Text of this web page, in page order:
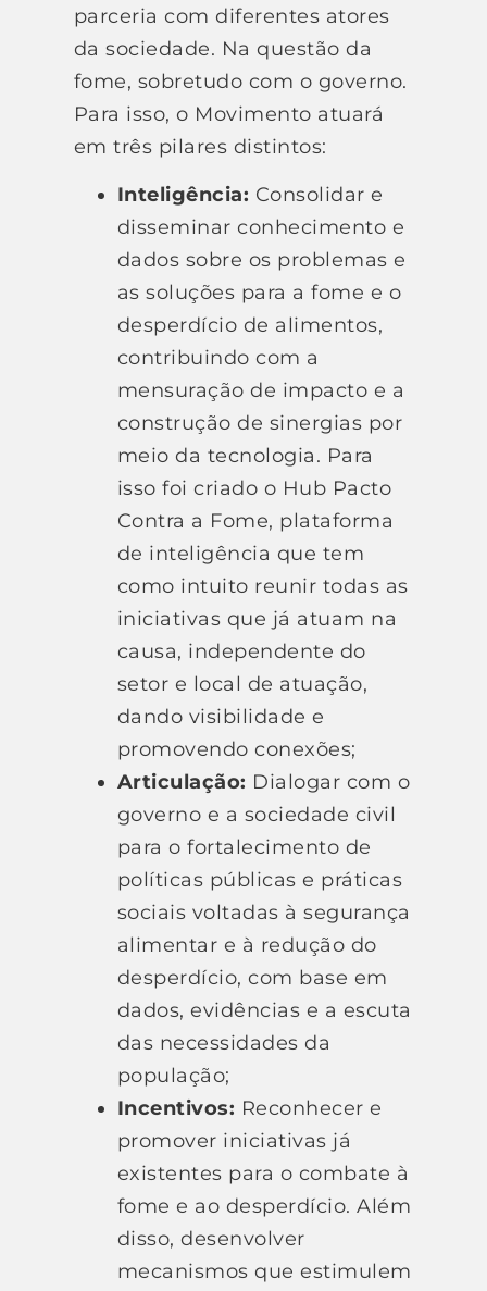
parceria com diferentes atores
da sociedade. Na questão da
fome, sobretudo com o governo.
Para isso, o Movimento atuará
em três pilares distintos:
Inteligência: Consolidar e
disseminar conhecimento e
dados sobre os problemas e
as soluções para a fome e o
desperdício de alimentos,
contribuindo com a
mensuração de impacto e a
construção de sinergias por
meio da tecnologia. Para
isso foi criado o Hub Pacto
Contra a Fome, plataforma
de inteligência que tem
como intuito reunir todas as
iniciativas que já atuam na
causa, independente do
setor e local de atuação,
dando visibilidade e
promovendo conexões;
Articulação: Dialogar com o
governo e a sociedade civil
para o fortalecimento de
políticas públicas e práticas
sociais voltadas à segurança
alimentar e à redução do
desperdício, com base em
dados, evidências e a escuta
das necessidades da
população;
Incentivos: Reconhecer e
promover iniciativas já
existentes para o combate à
fome e ao desperdício. Além
disso, desenvolver
mecanismos que estimulem